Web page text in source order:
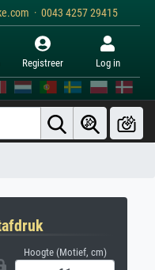
· 0043 4257 29415
Registreer Log in
Hoogte (Motief, cm)